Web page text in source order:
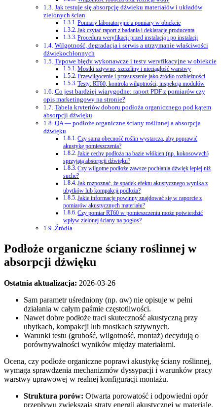
Jak testuje się absorpcję dźwięku materiałów i układów
zielonych ścian
Pomiary laboratoryjne a pomiary w obiekcie
Jak czytać raport z badania i deklaracje producenta
Procedura weryfikacji przed instalacją i po instalacji
Wilgotność, degradacja i serwis a utrzymanie właściwości
dźwiękochłonnych
Typowe błędy wykonawcze i testy weryfikacyjne w obiekcie
Mostki sztywne, szczeliny i nieciągłość warstwy
Przewilgocenie i przesuszenie jako źródło rozbieżności
Testy: RT60, kontrola wilgotności, inspekcja modułów
Co jest bardziej wiarygodne: raport PDF z pomiarów czy
opis marketingowy na stronie?
Tabela kryteriów doboru podłoża organicznego pod kątem
absorpcji dźwięku
QA — podłoże organiczne ściany roślinnej a absorpcja
dźwięku
Czy sama obecność roślin wystarcza, aby poprawić
akustykę pomieszczenia?
Jakie cechy podłoża na bazie włókien (np. kokosowych)
sprzyjają absorpcji dźwięku?
Czy wilgotne podłoże zawsze pochłania dźwięk lepiej niż
suche?
Jak rozpoznać, że spadek efektu akustycznego wynika z
ubytków lub kompakcji podłoża?
Jakie informacje powinny znajdować się w raporcie z
pomiarów akustycznych materiału?
Czy pomiar RT60 w pomieszczeniu może potwierdzić
wpływ zielonej ściany na pogłos?
Źródła
Podłoże organiczne ściany roślinnej w
absorpcji dźwięku
Ostatnia aktualizacja: 2026-03-26
Sam parametr uśredniony (np. αw) nie opisuje w pełni
działania w całym paśmie częstotliwości.
Nawet dobre podłoże traci skuteczność akustyczną przy
ubytkach, kompakcji lub mostkach sztywnych.
Warunki testu (grubość, wilgotność, montaż) decydują o
porównywalności wyników między materiałami.
Ocena, czy podłoże organiczne poprawi akustykę ściany roślinnej,
wymaga sprawdzenia mechanizmów dyssypacji i warunków pracy
warstwy uprawowej w realnej konfiguracji montażu.
Struktura porów: Otwarta porowatość i odpowiedni opór
przepływu zwiększają straty energii akustycznej w materiale.